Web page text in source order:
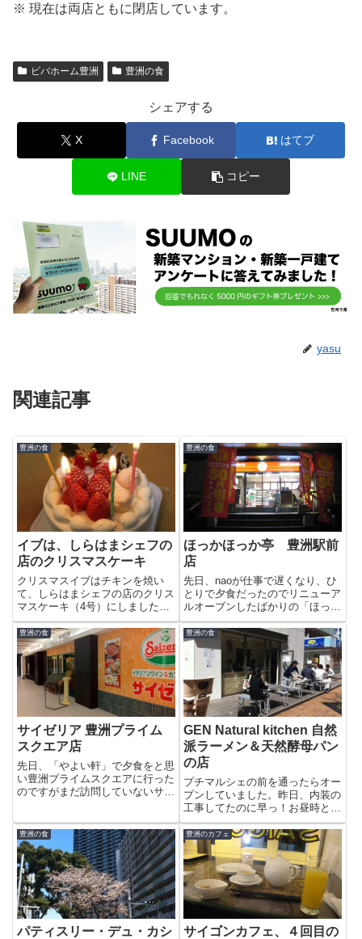
※ 現在は両店ともに閉店しています。
ビバホーム豊洲 豊洲の食
シェアする
X Facebook はてブ
LINE コピー
yasu
関連記事
豊洲の食
イブは、しらはまシェフの
店のクリスマスケーキ
クリスマスイブはチキンを焼い
て、しらはまシェフの店のクリス
マスケーキ（4号）にしました。
苺たっぷりで生クリームも美味し
かった〜っ。来年から置かれると
いうチーズケーキ以外の生菓子に
も期待ですね。※ 現在は閉店し
ています。
豊洲の食
ほっかほっか亭 豊洲駅前
店
先日、naoが仕事で遅くなり、ひ
とりで夕食だったのでリニューア
ルオーブンしたばかりの「ほっか
ほっか亭 豊洲駅前店」に行って
みました。
豊洲の食
サイゼリア 豊洲プライム
スクエア店
先日、「やよい軒」で夕食をと思
い豊洲プライムスクエアに行った
のですがまだ訪問していないサイ
みん）と同じく六本木でデスクワ
ークをしていた頃によくランチで
行った思い出があります。豊洲
で...
豊洲の食
GEN Natural kitchen 自然
派ラーメン＆天然酵母パン
の店
プチマルシェの前を通ったらオー
プンしていました。昨日、内装の
工事してたのに早っ！お昼時とい
うこともあって、結構人がいまし
たが席が空いていたので早速食べ
てみることにしました。これがメ
ニュー。パンが普通に売っている
のかと思ったらセットメニュー
に...
豊洲の食
パティスリー・デュ・カシ
豊洲のカフェ
サイゴンカフェ、４回目の